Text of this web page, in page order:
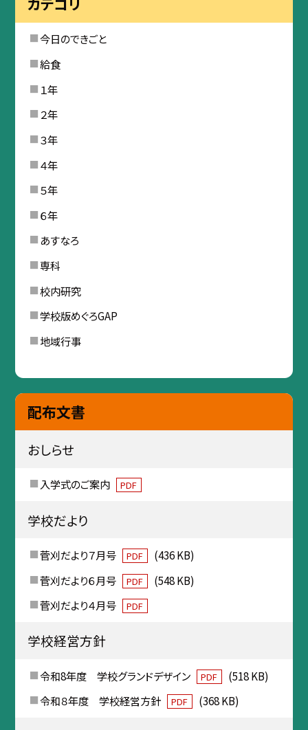
今日のできごと
給食
１年
２年
３年
４年
５年
６年
あすなろ
専科
校内研究
学校版めぐろGAP
地域行事
配布文書
おしらせ
入学式のご案内 PDF
学校だより
菅刈だより７月号 PDF
(436 KB)
菅刈だより６月号
PDF
(548 KB)
菅刈だより４月号
PDF
学校経営方針
令和8年度 学校グランドデザイン PDF
(518 KB)
令和８年度 学校経営方針
PDF (368 KB)